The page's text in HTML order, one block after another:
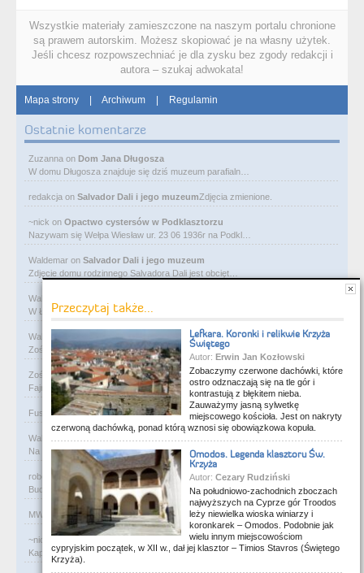
Wszystkie materiały zamieszczone na naszym portalu chronione
są prawem autorskim. Możesz skopiować je na własny użytek.
Jeśli chcesz rozpowszechniać je dla zysku bez zgody redakcji i
autora – szukaj adwokata!
Mapa strony Archiwum Regulamin
Ostatnie komentarze
Zuzanna on Dom Jana Długosza
W domu Długosza znajduje się dziś muzeum parafialn…
redakcja on Salvador Dali i jego muzeumZdjęcia zmienione.
~nick on Opactwo cystersów w Podklasztorzu
Nazywam się Wełpa Wiesław ur. 23 06 1936r na Podkl…
Waldemar on Salvador Dali i jego muzeum
Zdjęcie domu rodzinnego Salvadora Dali jest obcięt…
Waldemar
W Łodzi, obok Manufaktury, przy ulicy Ogrodowej je…
Waldemar
Rycerze-rabusie i więzienie Janosika
Zośka - zarejestruj się na flog i wrzucaj foty. Gw…
Zośka on Rycerze-rabusie i więzienie Janosika
Fajne, podoba mi się. Ale czy ktoś przejrzy kiedyś…
Fusia84 on Rycerze-rabusie i więzienie JanosikaZ albumu rodzinnego.
Waldemar
Na Słowacji w miejscowości Rajecké Teplice , na śc…
robert
W murach dawnej synagogi
Budynek murowanej synagogi w Ciechanowcu jest już…
MW Święty Andrzej i miejscowa bohemaCo to za bzdury?
~nick
Przeprawa zbudowana dla władcy
Kaplica Św. Anny pierwotnie kaplica rzymsko-katoli…
Przeczytaj także...
Lefkara. Koronki i relikwie Krzyża
Świętego
Autor: Erwin Jan Kozłowski
Zobaczymy czerwone dachówki, które
ostro odznaczają się na tle gór i
kontrastują z błękitem nieba.
Zauważymy jasną sylwetkę
miejscowego kościoła. Jest on nakryty
czerwoną dachówką, ponad którą wznosi się obowiązkowa kopuła.
Omodos. Legenda klasztoru Św.
Krzyża
Autor: Cezary Rudziński
Na południowo-zachodnich zboczach
najwyższych na Cyprze gór Troodos
leży niewielka wioska winiarzy i
koronkarek – Omodos. Podobnie jak
wielu innym miejscowościom
cypryjskim początek, w XII w., dał jej klasztor – Timios Stavros (Świętego
Krzyża).